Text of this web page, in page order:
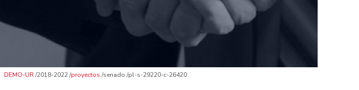
DEMO-UR 2018-2022 proyectos senado pl-s-29220-c-26420